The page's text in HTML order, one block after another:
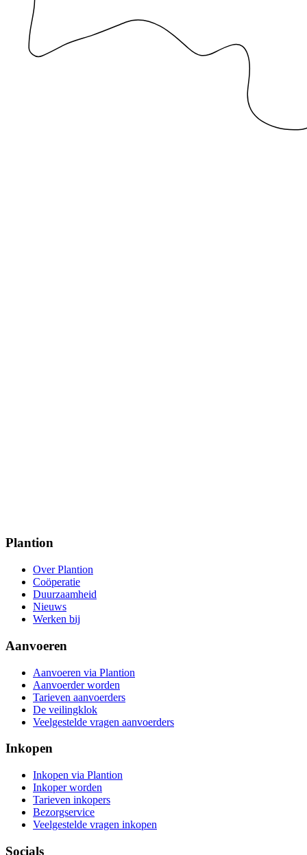
Plantion
Over Plantion
Coöperatie
Duurzaamheid
Nieuws
Werken bij
Aanvoeren
Aanvoeren via Plantion
Aanvoerder worden
Tarieven aanvoerders
De veilingklok
Veelgestelde vragen aanvoerders
Inkopen
Inkopen via Plantion
Inkoper worden
Tarieven inkopers
Bezorgservice
Veelgestelde vragen inkopen
Socials